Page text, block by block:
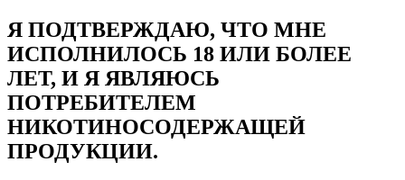
Я ПОДТВЕРЖДАЮ, ЧТО МНЕ
ИСПОЛНИЛОСЬ 18 ИЛИ БОЛЕЕ
ЛЕТ, И Я ЯВЛЯЮСЬ
ПОТРЕБИТЕЛЕМ
НИКОТИНОСОДЕРЖАЩЕЙ
ПРОДУКЦИИ.